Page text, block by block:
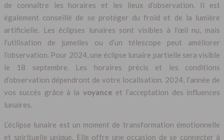
de connaître les horaires et les lieux d’observation. Il est
également conseillé de se protéger du froid et de la lumière
artificielle. Les éclipses lunaires sont visibles à l’œil nu, mais
l’utilisation de jumelles ou d’un télescope peut améliorer
l’observation. Pour 2024, une éclipse lunaire partielle sera visible
le 18 septembre. Les horaires précis et les conditions
d’observation dépendront de votre localisation. 2024, l’année de
vos succès grâce à la voyance et l’acceptation des influences
lunaires.
L’éclipse lunaire est un moment de transformation émotionnelle
et spirituelle unique. Elle offre une occasion de se connecter à